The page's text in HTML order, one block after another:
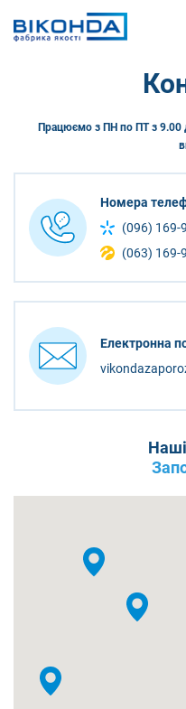
Працюємо з ПН по ПТ з 9.00
Номера
(096) 169-
(063) 169-
Електронна